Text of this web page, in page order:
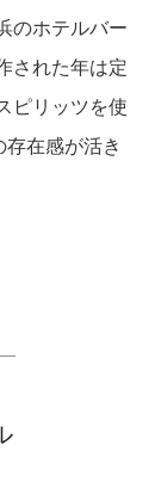
のホテルバー
された年は定
ピリッツを使
在感が活き